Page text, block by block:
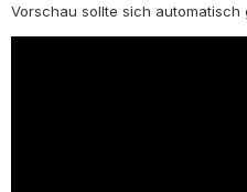
Vorschau sollte sich automatisch